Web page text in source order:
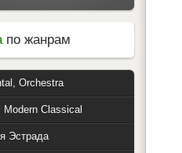
по жанрам
Orchestra
Classical
Эстрада